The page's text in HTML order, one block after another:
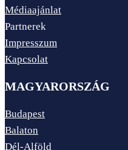
Médiaajánlat
Partnerek
Impresszum
Kapcsolat
MAGYARORSZÁG
Budapest
Balaton
Dél-Alföld